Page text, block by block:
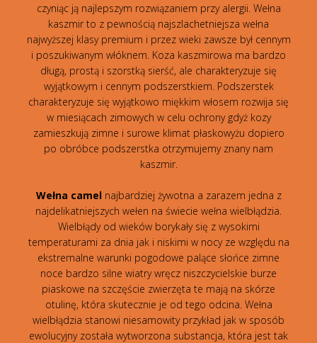
czyniąc ją najlepszym rozwiązaniem przy alergii. Wełna
kaszmir to z pewnością najszlachetniejsza wełna
najwyższej klasy premium i przez wieki zawsze był cennym
i poszukiwanym włóknem. Koza kaszmirowa ma bardzo
długą, prostą i szorstką sierść, ale charakteryzuje się
wyjątkowym i cennym podszerstkiem. Podszerstek
charakteryzuje się wyjątkowo miękkim włosem rozwija się
w miesiącach zimowych w celu ochrony gdyż kozy
zamieszkują zimne i surowe klimat płaskowyżu dopiero
po obróbce podszerstka otrzymujemy znany nam
kaszmir.
Wełna camelnajbardziej żywotna a zarazem jedna z
najdelikatniejszych wełen na świecie wełna wielbłądzia.
Wielbłądy od wieków borykały się z wysokimi
temperaturami za dnia jak i niskimi w nocy ze względu na
ekstremalne warunki pogodowe palące słońce zimne
noce bardzo silne wiatry wręcz niszczycielskie burze
piaskowe na szczęście zwierzęta te mają na skórze
otulinę, która skutecznie je od tego odcina. Wełna
wielbłądzia stanowi niesamowity przykład jak w sposób
ewolucyjny została wytworzona substancja, która jest tak